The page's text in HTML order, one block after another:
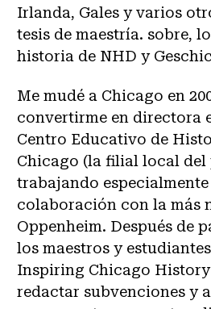
Irlanda, Gales y varios
tesis de maestría. sobre,
historia de NHD y
Me mudé a Chicago en
convertirme en directora
Centro Educativo de
Chicago (la filial local del
trabajando especialmente
colaboración con la más
Oppenheim. Después de
los maestros y
Inspiring Chicago
redactar subvenciones y